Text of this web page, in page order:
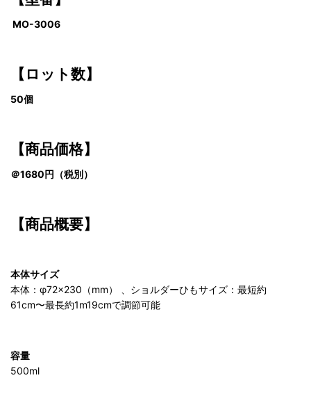
MO-3006
【ロット数】
50個
【商品価格】
＠1680円 （税別）
【商品概要】
本体サイズ
本体：φ72×230（mm） 、ショルダーひもサイズ：最短約
61cm〜最長約1m19cmで調節可能
容量
500ml